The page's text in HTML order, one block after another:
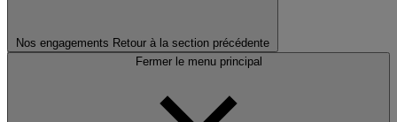
Nos engagements Retour à la section précédente
Fermer le menu principal